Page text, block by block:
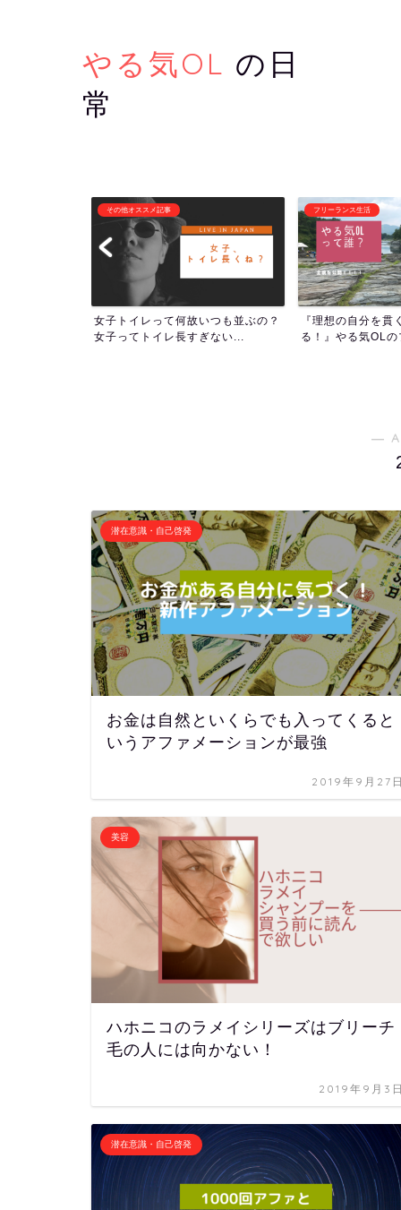
やる気OL の日
常
フリーランス生活
『理想の自分を貫くために生き
る！』やる気OLのプロフィー...
潜在意識・自己啓発
1000回アファメー
ついて！人生の流
―
潜在意識・自己啓発
お金は自然といくらでも入ってくると
いうアファメーションが最強
2019年9月27日
美容
ハホニコのラメイシリーズはブリーチ
毛の人には向かない！
2019年9月3日
潜在意識・自己啓発